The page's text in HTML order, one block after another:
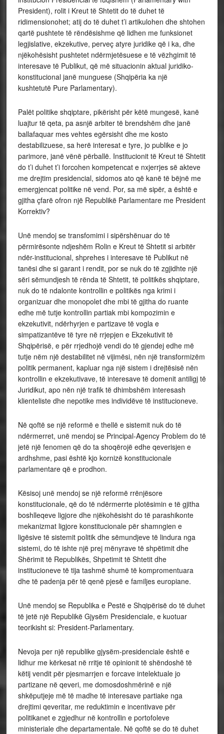
President), rolit i Kreut të Shtetit do të duhet të
ridimensionohet; atij do të duhet t’i artikulohen dhe shtohen
qartë pushtete të rëndësishme që lidhen me funksionet
legjislative, ekzekutive, perveç atyre juridike që i ka, dhe
njëkohësisht pushtetet ndërmjetësuese e të vëzhgimit të
interesave të Publikut, që më situacionin aktual juridiko-
konstitucional janë munguese (Shqipëria ka një
kushtetutë Pure Parlamentary).
Palët politike shqiptare, pikërisht për këtë mungesë, kanë
luajtur të qeta, pa asnjë arbiter të brendshëm dhe janë
ballafaquar mes vehtes egërsisht dhe me kosto
destabilizuese, sa herë interesat e tyre, jo publike e jo
parimore, janë vënë përballë. Institucionit të Kreut të Shtetit
do t’i duhet t’i forcohen kompetencat e nxjerrjes së akteve
me drejtim presidencial, sidomos ato që kanë të bëjnë me
emergjencat politike në vend. Por, sa më sipër, a është e
gjitha çfarë ofron një Republikë Parlamentare me President
Korrektiv?
Unë mendoj se transfomimi i sipërshënuar do të
përmirësonte ndjeshëm Rolin e Kreut të Shtetit si arbitër
ndër-institucional, shprehes i interesave të Publikut në
tanësi dhe si garant i rendit, por se nuk do të zgjidhte një
sëri sëmundjesh të rënda të Shtetit, të politikës shqiptare,
nuk do të ndalonte kontrollin e politikës nga krimi i
organizuar dhe monopolet dhe mbi të gjitha do ruante
edhe më tutje kontrollin partiak mbi kompozimin e
ekzekutivit, ndërhyrjen e partizave të vogla e
simpatizantëve të tyre në rrjepjen e Ekzekutivit të
Shqipërisë, e për rrjedhojë vendi do të gjendej edhe më
tutje nëm një destabilitet në vijimësi, nën një transformizëm
politik permanent, kapluar nga një sistem i drejtësisë nën
kontrollin e ekzekutivave, të interesave të domenit antiligj të
Juridikut, apo nën një trafik të dhimbshëm interesash
klienteliste dhe nepotike mes individëve të institucioneve.
Në qoftë se një reformë e thellë e sistemit nuk do të
ndërmerret, unë mendoj se Principal-Agency Problem do të
jetë një fenomen që do ta shoqërojë edhe qeverisjen e
ardhshme, pasi është kjo kornizë konstitucionale
parlamentare që e prodhon.
Kësisoj unë mendoj se një reformë rrënjësore
konstitucionale, që do të ndërmerrte plotësimin e të gjitha
boshlleqeve ligjore dhe njëkohësisht do të parashikonte
mekanizmat ligjore konstitucionale për shamngien e
ligësive të sistemit politik dhe sëmundjeve të lindura nga
sistemi, do të ishte një prej mënyrave të shpëtimit dhe
Shërimit të Republikës, Shpetimit të Shtetit dhe
institucioneve të tija tashmë shumë të kompromentuara
dhe të padenja për të qenë pjesë e familjes europiane.
Unë mendoj se Republika e Pestë e Shqipërisë do të duhet
të jetë një Republikë Gjysëm Presidenciale, e kuotuar
teorikisht si: President-Parlamentary.
Nevoja per një republike gjysëm-presidenciale është e
lidhur me kërkesat në rritje të opinionit të shëndoshë të
këtij vendit për pjesmarrjen e forcave intelektuale jo
partizane në qeveri, me domosdoshmërinë e një
shkëputjeje më të madhe të interesave partiake nga
drejtimi qeveritar, me reduktimin e incentivave për
politikanet e zgjedhur në kontrollin e portofoleve
ministeriale dhe departamentale. Në qoftë se do të duhet